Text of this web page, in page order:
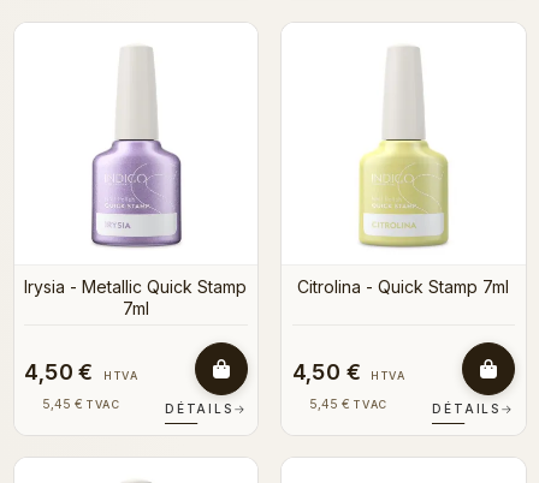
Irysia - Metallic Quick Stamp
7ml
4,50 € HTVA
5,45 € TVAC DÉTAILS →
Citrolina - Quick Stamp 7ml
4,50 € HTVA
5,45 € TVAC DÉTAILS →